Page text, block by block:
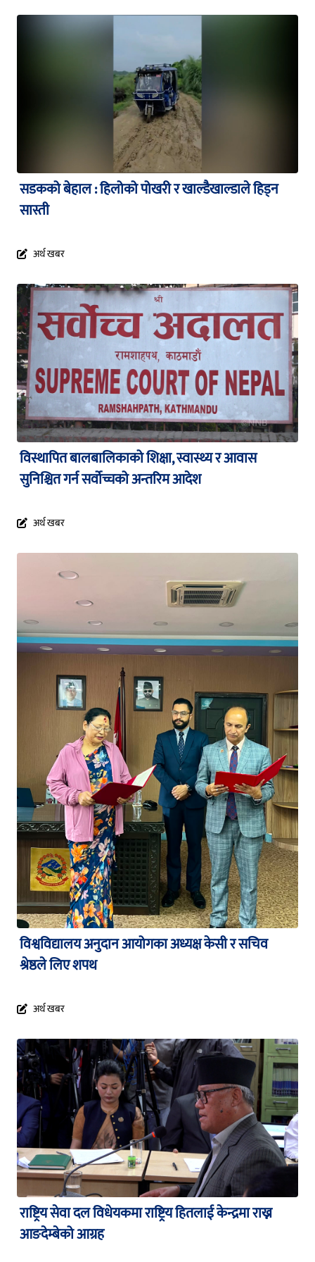
सडकको बेहाल : हिलोको पोखरी र खाल्डैखाल्डाले हिड्न
सास्ती
अर्थ खबर
विस्थापित बालबालिकाको शिक्षा, स्वास्थ्य र आवास
सुनिश्चित गर्न सर्वोच्चको अन्तरिम आदेश
अर्थ खबर
विश्वविद्यालय अनुदान आयोगका अध्यक्ष केसी र सचिव
श्रेष्ठले लिए शपथ
अर्थ खबर
राष्ट्रिय सेवा दल विधेयकमा राष्ट्रिय हितलाई केन्द्रमा राख्न
आङदेम्बेको आग्रह